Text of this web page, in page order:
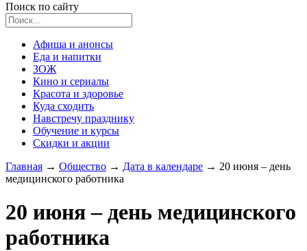
Поиск по сайту
Афиша и анонсы
Еда и напитки
ЗОЖ
Кино и сериалы
Красота и здоровье
Куда сходить
Навстречу празднику
Обучение и курсы
Скидки и акции
Главная → Общество → Дата в календаре → 20 июня – день
медицинского работника
20 июня – день медицинского
работника